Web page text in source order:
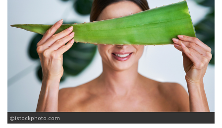
istockphoto.com